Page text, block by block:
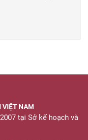
VIỆT NAM
tại Sở kế hoạch và